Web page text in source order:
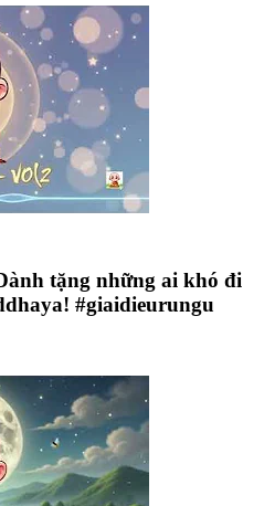
tặng những ai khó đi
#giaidieurungu